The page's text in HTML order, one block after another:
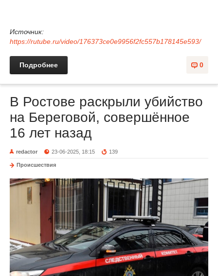
Источник:
https://rutube.ru/video/176373ce0e9956f2fc557b178145e593/
0
Подробнее
В Ростове раскрыли убийство
на Береговой, совершённое
16 лет назад
redactor 23-06-2025, 18:15 139
Происшествия